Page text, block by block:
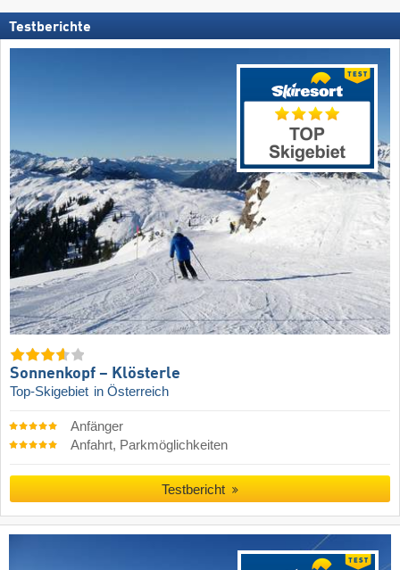
Testberichte
Sonnenkopf – Klösterle
Top-Skigebiet in Österreich
Anfänger
Anfahrt, Parkmöglichkeiten
Testbericht